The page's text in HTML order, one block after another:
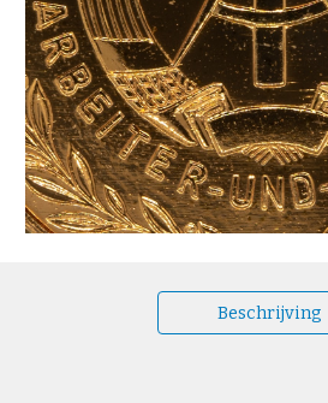
Beschrijving